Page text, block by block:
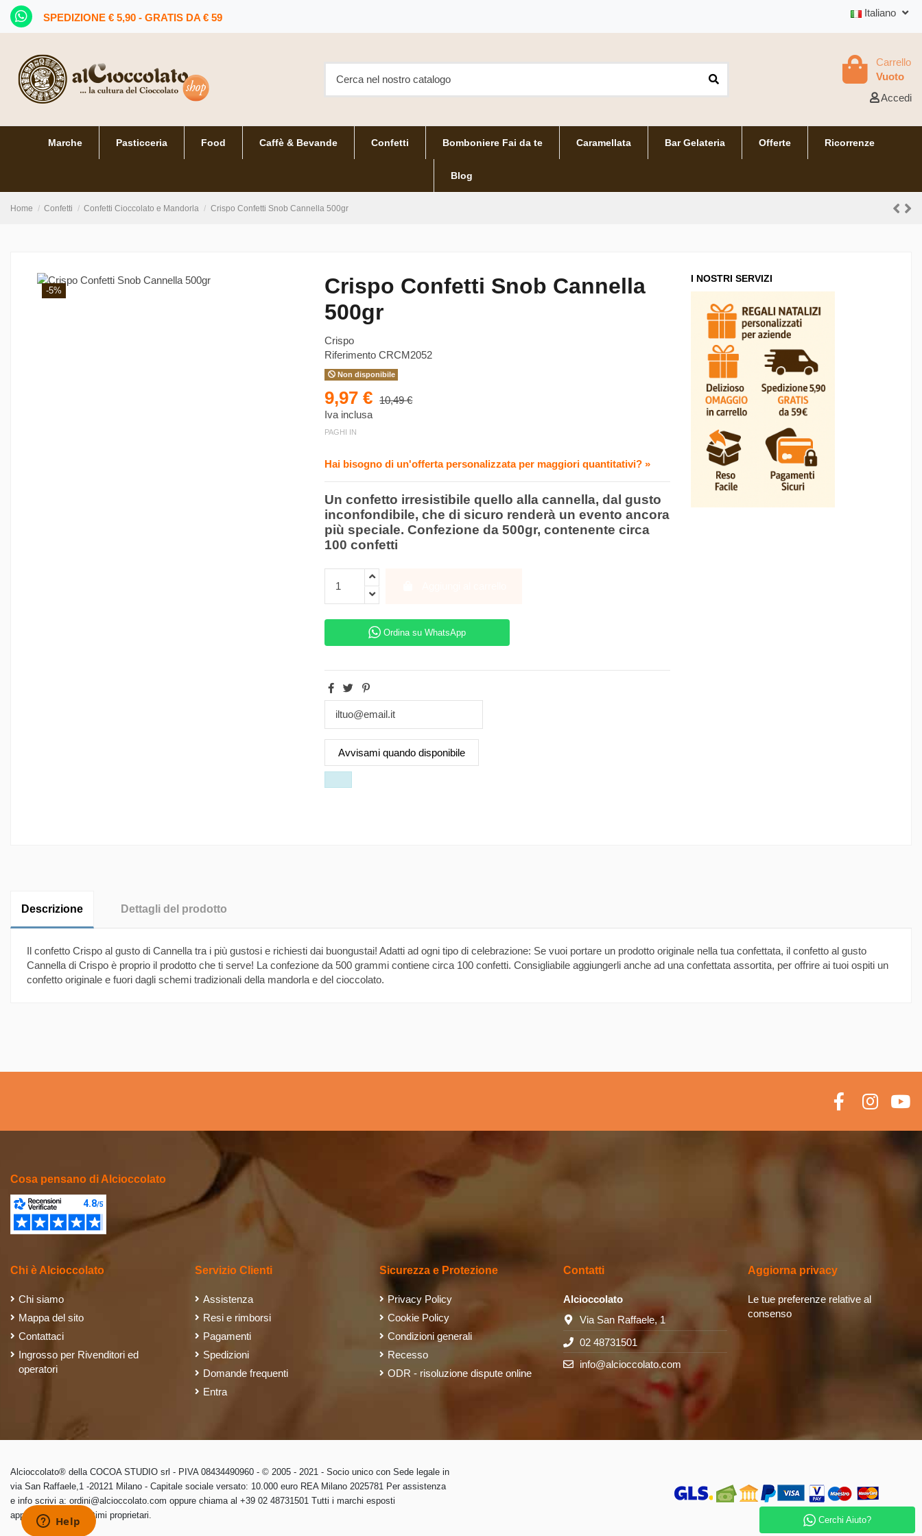
SPEDIZIONE € 5,90 - GRATIS DA € 59 Italiano
Carrello
Vuoto
Accedi
Marche Pasticceria Food Caffè & Bevande Confetti Bomboniere Fai da te Caramellata Bar Gelateria Offerte Ricorrenze
Blog
Home Confetti Confetti Cioccolato e Mandorla Crispo Confetti Snob Cannella 500gr
-5%
Crispo Confetti Snob Cannella
500gr
Crispo
Riferimento CRCM2052
Non disponibile
9,97 €
10,49 €
Iva inclusa
PAGHI IN
Hai bisogno di un'offerta personalizzata per maggiori quantitativi? »
Un confetto irresistibile quello alla cannella, dal gusto
inconfondibile, che di sicuro renderà un evento ancora
più speciale. Confezione da 500gr, contenente circa
100 confetti
Ordina su WhatsApp
I NOSTRI SERVIZI
Descrizione Dettagli del prodotto
Il confetto Crispo al gusto di Cannella tra i più gustosi e richiesti dai buongustai! Adatti ad ogni tipo di celebrazione: Se vuoi portare un prodotto originale nella tua confettata, il confetto al gusto
Cannella di Crispo è proprio il prodotto che ti serve! La confezione da 500 grammi contiene circa 100 confetti. Consigliabile aggiungerli anche ad una confettata assortita, per offrire ai tuoi ospiti un
confetto originale e fuori dagli schemi tradizionali della mandorla e del cioccolato.
Cosa pensano di Alcioccolato
Chi è Alcioccolato
Chi siamo
Mappa del sito
Contattaci
Ingrosso per Rivenditori ed
operatori
Servizio Clienti
Assistenza
Resi e rimborsi
Pagamenti
Spedizioni
Domande frequenti
Entra
Sicurezza e Protezione
Privacy Policy
Cookie Policy
Condizioni generali
Recesso
ODR - risoluzione dispute online
Contatti
Alcioccolato
Via San Raffaele, 1
02 48731501
info@alcioccolato.com
Aggiorna privacy
Le tue preferenze relative al
consenso
Alcioccolato® della COCOA STUDIO srl - PIVA 08434490960 - © 2005 - 2021 - Socio unico con Sede legale in
via San Raffaele,1 -20121 Milano - Capitale sociale versato: 10.000 euro REA Milano 2025781 Per assistenza
e info scrivi a: ordini@alcioccolato.com oppure chiama al +39 02 48731501 Tutti i marchi esposti
appartengono ai legittimi proprietari.
Cerchi Aiuto?